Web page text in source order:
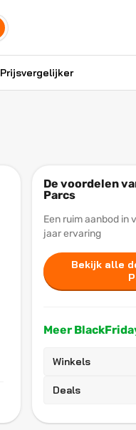
Prijsvergelijker
De voordelen
Parcs
Een ruim aanbod in
jaar ervaring
Bekijk alle
Meer
Winkels
Deals